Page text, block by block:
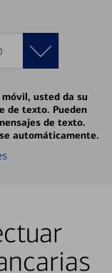
usted da su
de texto. Pueden
de texto.
automáticamente.